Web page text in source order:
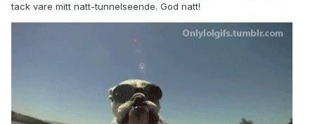
tack vare mitt natt-tunnelseende. God natt!